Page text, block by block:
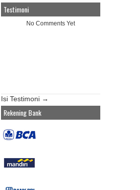
Testimoni
No Comments Yet
Isi Testimoni →
Rekening Bank